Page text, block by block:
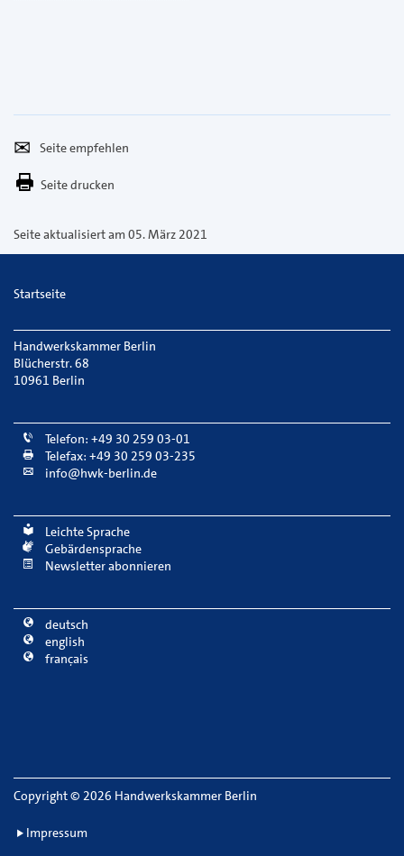
empfehlen
Per
E-
versenden
Seite drucken
Seite aktualisiert am 05. März 2021
Startseite
Handwerkskammer Berlin
Blücherstr. 68
10961 Berlin
Telefon: +49 30 259 03-01
Telefax: +49 30 259 03-235
info@hwk-berlin.de
Leichte Sprache
Gebärdensprache
Newsletter abonnieren
deutsch
english
français
Copyright© 2026 Handwerkskammer Berlin
Impressum